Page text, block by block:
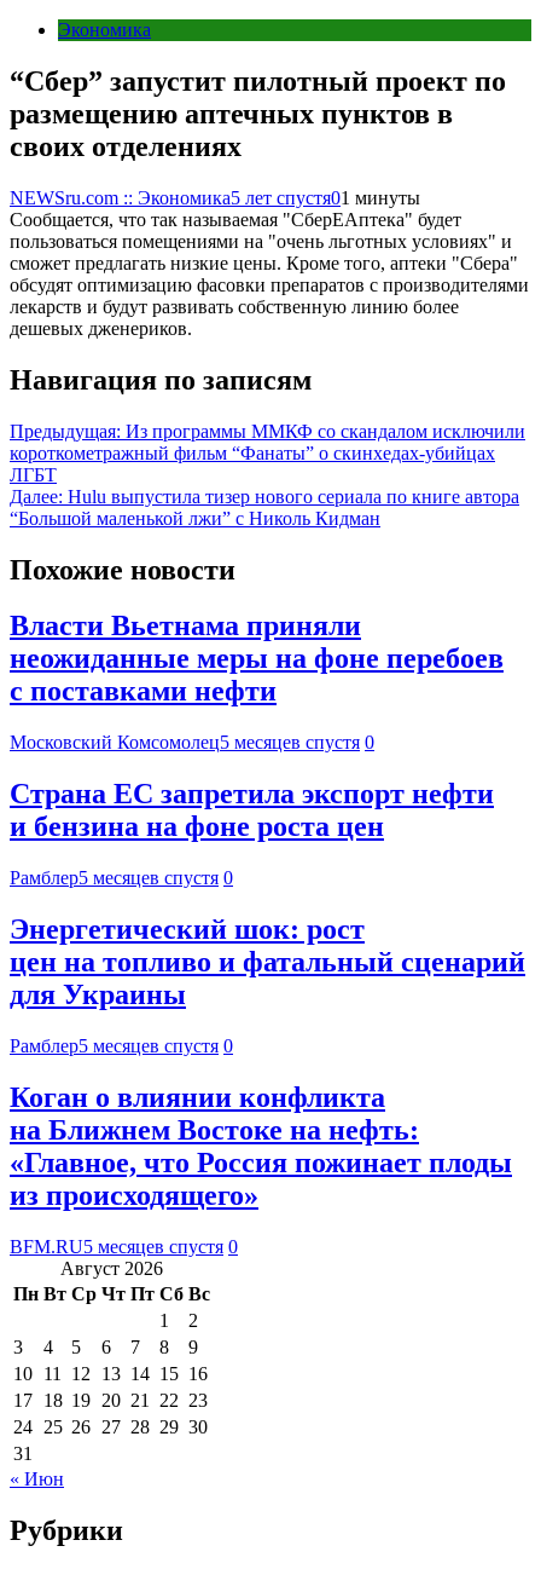
Экономика
“Сбер” запустит пилотный проект по
размещению аптечных пунктов в
своих отделениях
NEWSru.com :: Экономика5 лет спустя01 минуты
Сообщается, что так называемая "СберЕАптека" будет
пользоваться помещениями на "очень льготных условиях" и
сможет предлагать низкие цены. Кроме того, аптеки "Сбера"
обсудят оптимизацию фасовки препаратов с производителями
лекарств и будут развивать собственную линию более
дешевых дженериков.
Навигация по записям
Предыдущая: Из программы ММКФ со скандалом исключили
короткометражный фильм “Фанаты” о скинхедах-убийцах
ЛГБТ
Далее: Hulu выпустила тизер нового сериала по книге автора
“Большой маленькой лжи” с Николь Кидман
Похожие новости
Власти Вьетнама приняли
неожиданные меры на фоне перебоев
с поставками нефти
Московский Комсомолец5 месяцев спустя 0
Страна ЕС запретила экспорт нефти
и бензина на фоне роста цен
Рамблер5 месяцев спустя 0
Энергетический шок: рост
цен на топливо и фатальный сценарий
для Украины
Рамблер5 месяцев спустя 0
Коган о влиянии конфликта
на Ближнем Востоке на нефть:
«Главное, что Россия пожинает плоды
из происходящего»
BFM.RU5 месяцев спустя 0
Август 2026
Пн Вт Ср Чт Пт Сб Вс
1
2
3
4 5 6 7 8
9
10 11 12 13 14 15 16
17 18 19 20 21 22 23
24 25 26 27 28 29 30
31
« Июн
Рубрики